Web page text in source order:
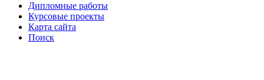
Дипломные работы
Курсовые проекты
Карта сайта
Поиск